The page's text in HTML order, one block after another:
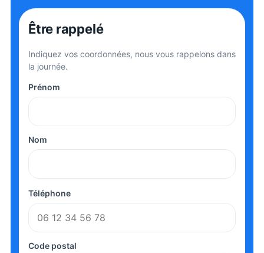
Être rappelé
Indiquez vos coordonnées, nous vous rappelons dans
la journée.
Prénom
Nom
Téléphone
Code postal